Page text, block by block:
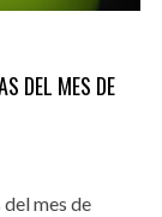
DEL MES DE
mes de